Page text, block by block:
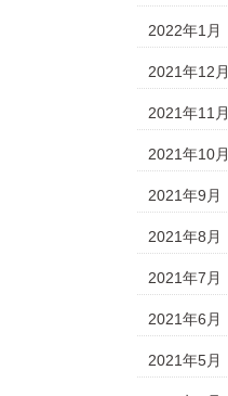
2022年1月
2021年12月
2021年11月
2021年10月
2021年9月
2021年8月
2021年7月
2021年6月
2021年5月